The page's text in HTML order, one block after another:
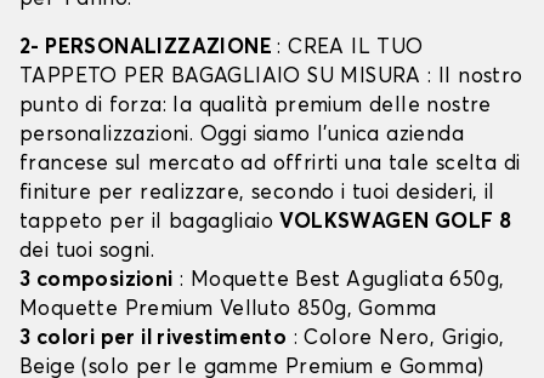
2- PERSONALIZZAZIONE: CREA IL TUO
TAPPETO PER BAGAGLIAIO SU MISURA : Il nostro
punto di forza: la qualità premium delle nostre
personalizzazioni. Oggi siamo l’unica azienda
francese sul mercato ad offrirti una tale scelta di
finiture per realizzare, secondo i tuoi desideri, il
tappeto per il bagagliaio VOLKSWAGEN GOLF 8
dei tuoi sogni.
3 composizioni : Moquette Best Agugliata 650g,
Moquette Premium Velluto 850g, Gomma
3 colori per il rivestimento : Colore Nero, Grigio,
Beige (solo per le gamme Premium e Gomma)